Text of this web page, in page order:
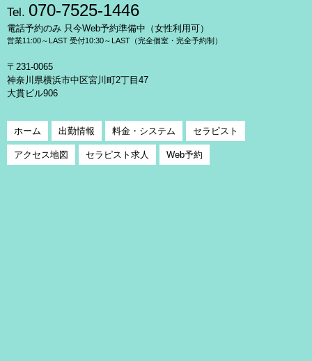
Tel. 070-7525-1446
電話予約のみ 只今Web予約準備中（女性利用可）
営業11:00～LAST 受付10:30～LAST（完全個室・完全予約制）
〒231-0065
神奈川県横浜市中区宮川町2丁目47
大貫ビル906
ホーム 出勤情報 料金・システム セラピスト
アクセス地図 セラピスト求人 Web予約